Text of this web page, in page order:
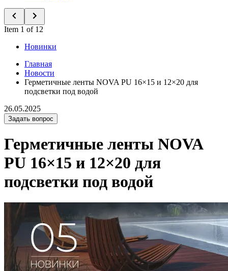
Item 1 of 12
Новинки
Главная
Новости
Герметичные ленты NOVA PU 16×15 и 12×20 для
подсветки под водой
26.05.2025
Задать вопрос
Герметичные ленты NOVA
PU 16×15 и 12×20 для
подсветки под водой